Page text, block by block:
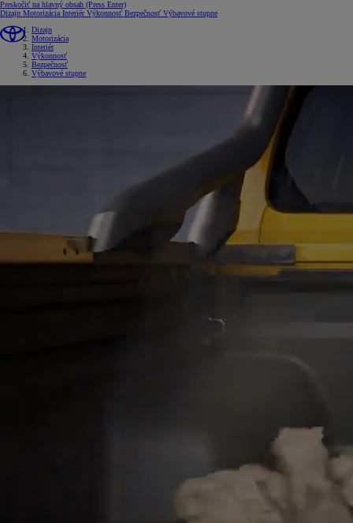
Preskočiť na hlavný obsah (Press Enter)
Dizajn Motorizácia InteriérVýkonnosť Bezpečnosť Výbavové stupne
Dizajn
Motorizácia
Interiér
Výkonnosť
Bezpečnosť
Výbavové stupne